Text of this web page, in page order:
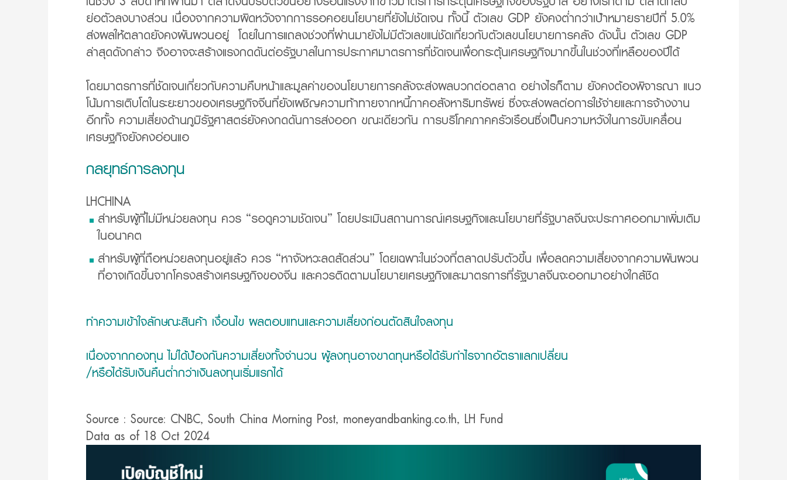
ย่อตัวลงบางส่วน เนื่องจากความผิดหวังจากการรอคอยนโยบายที่ยังไม่ชัดเจน ทั้งนี้ ตัวเลข GDP ยังคงต่ำกว่าเป้าหมายรายปีที่ 5.0%
ส่งผลให้ตลาดยังคงผันผวนอยู่ โดยในการแถลงช่วงที่ผ่านมายังไม่มีตัวเลขแน่ชัดเกี่ยวกับตัวเลขนโยบายการคลัง ดังนั้น ตัวเลข GDP
ล่าสุดดังกล่าว จึงอาจจะสร้างแรงกดดันต่อรัฐบาลในการประกาศมาตรการที่ชัดเจนเพื่อกระตุ้นเศรษฐกิจมากขึ้นในช่วงที่เหลือของปีได้
โดยมาตรการที่ชัดเจนเกี่ยวกับความคืบหน้าและมูลค่าของนโยบายการคลังจะส่งผลบวกต่อตลาด อย่างไรก็ตาม ยังคงต้องพิจารณา แนว
โน้มการเติบโตในระยะยาวของเศรษฐกิจจีนที่ยังเผชิญความท้าทายจากหนี้ภาคอสังหาริมทรัพย์ ซึ่งจะส่งผลต่อการใช้จ่ายและการจ้างงาน
อีกทั้ง ความเสี่ยงด้านภูมิรัฐศาสตร์ยังคงกดดันการส่งออก ขณะเดียวกัน การบริโภคภาคครัวเรือนซึ่งเป็นความหวังในการขับเคลื่อน
เศรษฐกิจยังคงอ่อนแอ
กลยุทธ์การลงทุน
LHCHINA
สำหรับผู้ที่ไม่มีหน่วยลงทุน ควร “รอดูความชัดเจน” โดยประเมินสถานการณ์เศรษฐกิจและนโยบายที่รัฐบาลจีนจะประกาศออกมาเพิ่มเติม
ในอนาคต
สำหรับผู้ที่ถือหน่วยลงทุนอยู่แล้ว ควร “หาจังหวะลดสัดส่วน” โดยเฉพาะในช่วงที่ตลาดปรับตัวขึ้น เพื่อลดความเสี่ยงจากความผันผวน
ที่อาจเกิดขึ้นจากโครงสร้างเศรษฐกิจของจีน และควรติดตามนโยบายเศรษฐกิจและมาตรการที่รัฐบาลจีนจะออกมาอย่างใกล้ชิด
ทำความเข้าใจลักษณะสินค้า เงื่อนไข ผลตอบแทนและความเสี่ยงก่อนตัดสินใจลงทุน
เนื่องจากกองทุน ไม่ได้ป้องกันความเสี่ยงทั้งจำนวน ผู้ลงทุนอาจขาดทุนหรือได้รับกำไรจากอัตราแลกเปลี่ยน
/หรือได้รับเงินคืนต่ำกว่าเงินลงทุนเริ่มแรกได้
Source : Source: CNBC, South China Morning Post, moneyandbanking.co.th, LH Fund
Data as of 18 Oct 2024